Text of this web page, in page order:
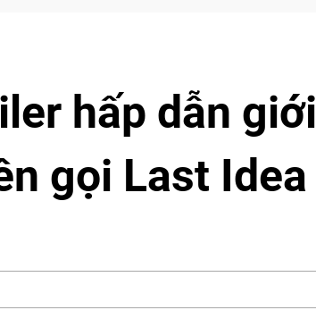
hấp dẫn giới
gọi Last Idea